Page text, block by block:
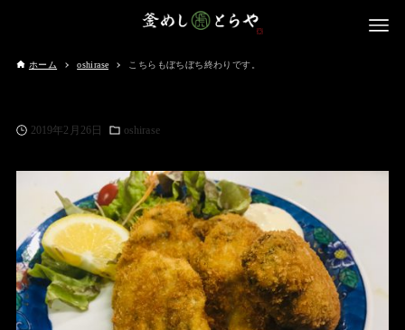
ホーム oshirase こちらもぼちぼち終わりです。
2019年2月26日 oshirase